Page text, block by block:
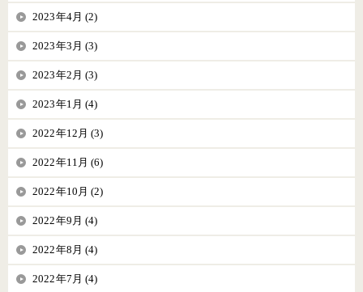
2023年4月 (2)
2023年3月 (3)
2023年2月 (3)
2023年1月 (4)
2022年12月 (3)
2022年11月 (6)
2022年10月 (2)
2022年9月 (4)
2022年8月 (4)
2022年7月 (4)